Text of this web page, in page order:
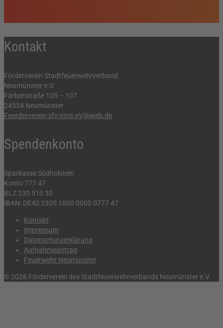
Kontakt
Förderverein Stadtfeuerwehrverband
Neumünster e.V.
Färberstraße 105 – 107
24534 Neumünster
Foerderverein-sfv-nms.eV@web.de
Spendenkonto
Sparkasse Südholstein
Konto 777 47
BLZ 230 510 30
IBAN: DE40 2305 1030 0000 0777 47
Kontakt
Impressum
Datenschutzerklärung
Aufnahmeantrag
Feuerwehr Neumünster
© 2026 Förderverein des Stadtfeuerwehrverbands Neumünster e.V.